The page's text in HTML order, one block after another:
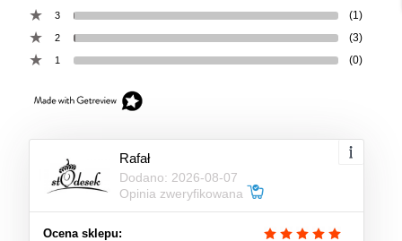
3 (1)
2 (3)
1 (0)
Rafał
Dodano: 2026-08-07
Opinia zweryfikowana
Ocena sklepu: